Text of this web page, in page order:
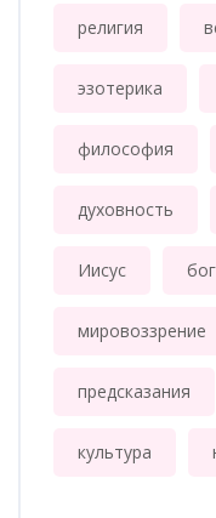
религия
эзотерика
философия
духовность
Иисус бог
мировоззрение
предсказания
культура